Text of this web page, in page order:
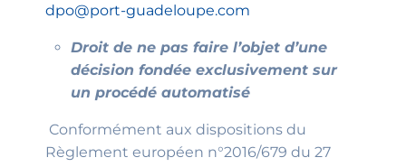
dpo@port-guadeloupe.com
Droit de ne pas faire l’objet d’une
décision fondée exclusivement sur
un procédé automatisé
Conformément aux dispositions du
Règlement européen n°2016/679 du 27